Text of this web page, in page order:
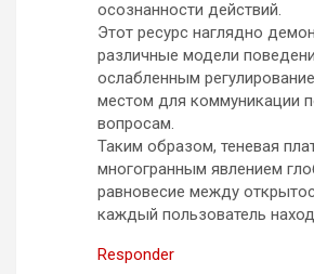
осознанности действий.
Этот ресурс наглядно
различные модели
ослабленным
местом для коммуникации
вопросам.
Таким образом, теневая
многогранным явлением
равновесие между
каждый пользователь
Responder